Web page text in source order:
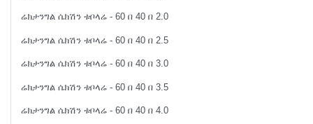
ሬክታንግል ሴክሽን ቱቦላሬ - 60 በ 40 በ 2.0
ሬክታንግል ሴክሽን ቱቦላሬ - 60 በ 40 በ 2.5
ሬክታንግል ሴክሽን ቱቦላሬ - 60 በ 40 በ 3.0
ሬክታንግል ሴክሽን ቱቦላሬ - 60 በ 40 በ 3.5
ሬክታንግል ሴክሽን ቱቦላሬ - 60 በ 40 በ 4.0